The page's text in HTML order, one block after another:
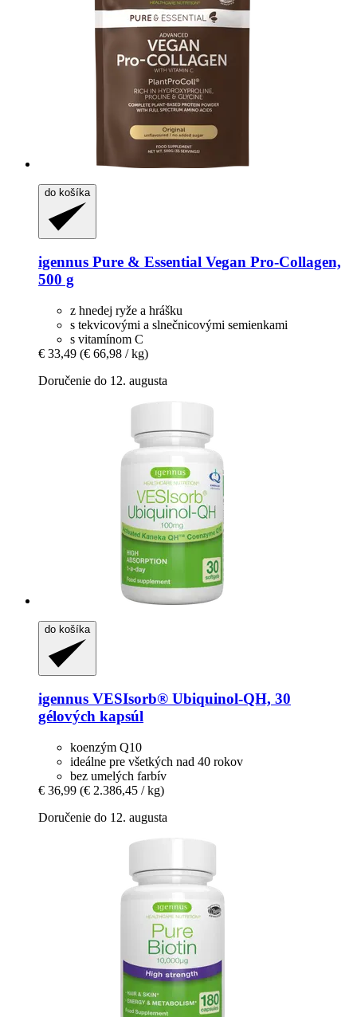
do košíka
igennus Pure & Essential Vegan Pro-​Collagen,
500 g
z hnedej ryže a hrášku
s tekvicovými a slnečnicovými semienkami
s vitamínom C
€ 33,49 (€ 66,98 / kg)
Doručenie do 12. augusta
do košíka
igennus VESIsorb® Ubiquinol-​QH, 30
gélových kapsúl
koenzým Q10
ideálne pre všetkých nad 40 rokov
bez umelých farbív
€ 36,99 (€ 2.386,45 / kg)
Doručenie do 12. augusta